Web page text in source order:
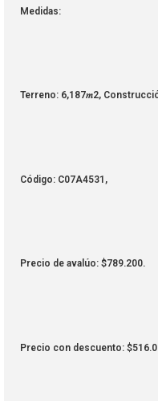
Medidas:
Terreno: 6,187𝑚2,
Código: C07A4531,
Precio de avalúo: $789.200.
Precio con descuento: